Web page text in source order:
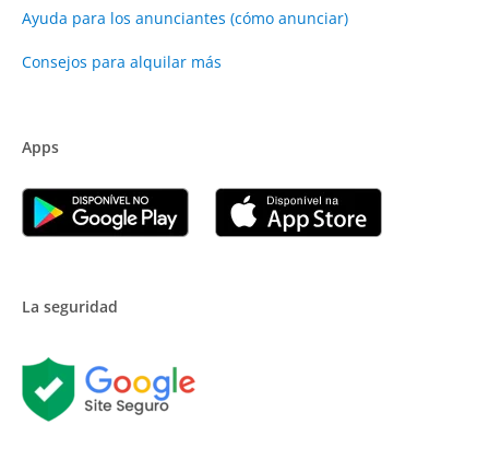
Ayuda para los anunciantes (cómo anunciar)
Consejos para alquilar más
Apps
La seguridad